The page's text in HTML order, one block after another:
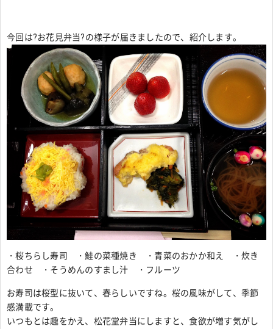
今回は?お花見弁当?の様子が届きましたので、紹介します。
・桜ちらし寿司 ・鮭の菜種焼き ・青菜のおかか和え ・炊き
合わせ ・そうめんのすまし汁 ・フルーツ
お寿司は桜型に抜いて、春らしいですね。桜の風味がして、季節
感満載です。
いつもとは趣をかえ、松花堂弁当にしますと、食欲が増す気がし